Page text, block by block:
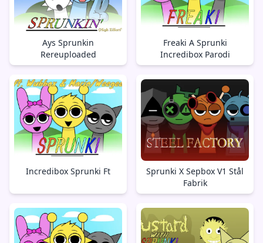
Ays Sprunkin
Rereuploaded
Freaki A Sprunki
Incredibox Parodi
Incredibox Sprunki Ft
Sprunki X Sepbox V1 Stål
Fabrik